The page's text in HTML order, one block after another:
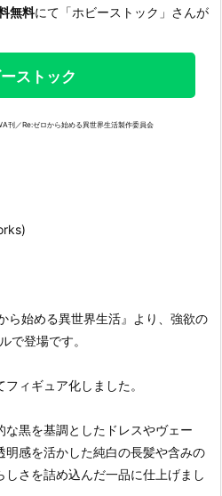
無料にて「ホビーストック」さんが
ストック
刊／Re:ゼロから始める異世界生活製作委員会
ら始める異世界生活』より、強欲の
で登場です。
ィギュア化しました。
な黒を基調としたドレスやヴェー
明感を活かした純白の長髪や含みの
さを詰め込んだ一品に仕上げまし